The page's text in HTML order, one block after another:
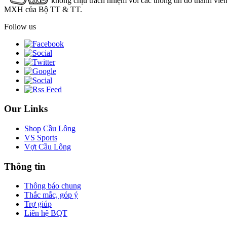
MXH của Bộ TT & TT.
Follow us
Our Links
Shop Cầu Lông
VS Sports
Vợt Cầu Lông
Thông tin
Thông báo chung
Thắc mắc, góp ý
Trợ giúp
Liên hệ BQT